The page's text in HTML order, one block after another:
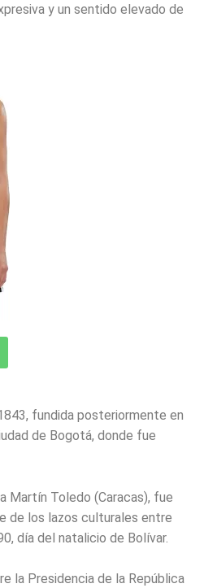
y un sentido elevado de
fundida posteriormente en
de Bogotá, donde fue
Martín Toledo (Caracas), fue
de los lazos culturales entre
día del natalicio de Bolívar.
la Presidencia de la República